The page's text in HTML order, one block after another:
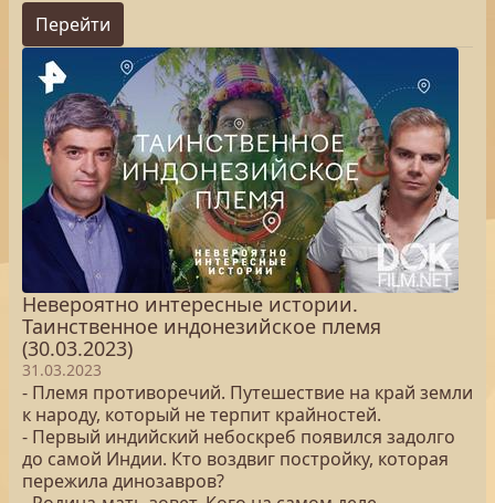
Перейти
Невероятно интересные истории.
Таинственное индонезийское племя
(30.03.2023)
31.03.2023
- Племя противоречий. Путешествие на край земли
к народу, который не терпит крайностей.
- Первый индийский небоскреб появился задолго
до самой Индии. Кто воздвиг постройку, которая
пережила динозавров?